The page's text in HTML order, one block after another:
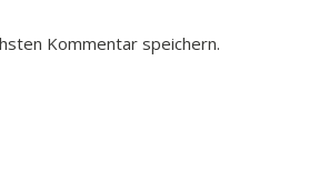
Kommentar speichern.